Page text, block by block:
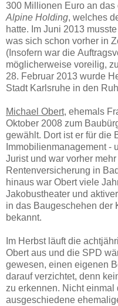
300 Millionen Euro an
Alpine Holding, welches
hatte. Im Juni 2013
was sich schon vorher in
(Insofern war die
möglicherweise voreilig,
28. Februar 2013 wurde
Stadt Karlsruhe in den
Michael Obert, ehemals
Oktober 2008 zum
gewählt. Dort ist er für die
Immobilienmanagement -
Jurist und war vorher
Rentenversicherung in
hinaus war Obert viele
Jakobustheater und
in das Baugeschehen der
bekannt.
Im Herbst läuft die
Obert aus und die SPD
gewesen, einen eigenen
darauf verzichtet, denn
zu erkennen. Nicht einmal
ausgeschiedene